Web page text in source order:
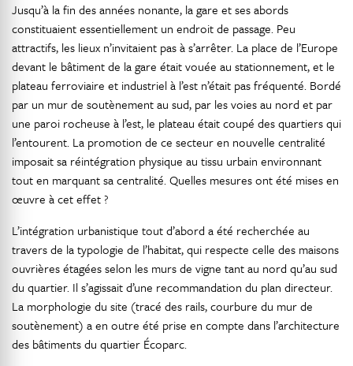
Jusqu’à la fin des années nonante, la gare et ses abords
constituaient essentiellement un endroit de passage. Peu
attractifs, les lieux n’invitaient pas à s’arrêter. La place de l’Europe
devant le bâtiment de la gare était vouée au stationnement, et le
plateau ferroviaire et industriel à l’est n’était pas fréquenté. Bordé
par un mur de soutènement au sud, par les voies au nord et par
une paroi rocheuse à l’est, le plateau était coupé des quartiers qui
l’entourent. La promotion de ce secteur en nouvelle centralité
imposait sa réintégration physique au tissu urbain environnant
tout en marquant sa centralité. Quelles mesures ont été mises en
œuvre à cet effet ?
L’intégration urbanistique tout d’abord a été recherchée au
travers de la typologie de l’habitat, qui respecte celle des maisons
ouvrières étagées selon les murs de vigne tant au nord qu’au sud
du quartier. Il s’agissait d’une recommandation du plan directeur.
La morphologie du site (tracé des rails, courbure du mur de
soutènement) a en outre été prise en compte dans l’architecture
des bâtiments du quartier Écoparc.